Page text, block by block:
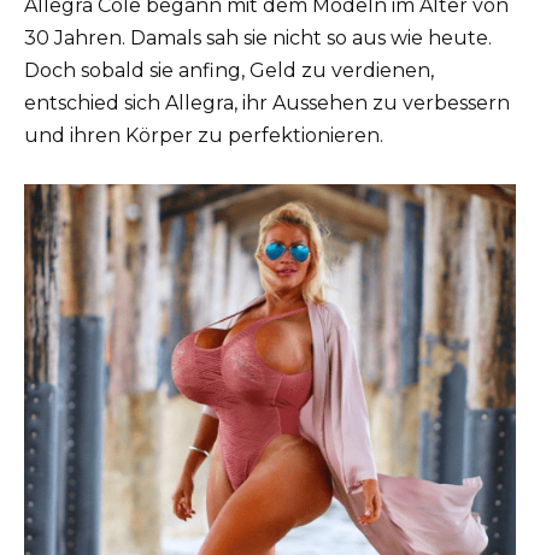
Allegra Cole begann mit dem Modeln im Alter von
30 Jahren. Damals sah sie nicht so aus wie heute.
Doch sobald sie anfing, Geld zu verdienen,
entschied sich Allegra, ihr Aussehen zu verbessern
und ihren Körper zu perfektionieren.